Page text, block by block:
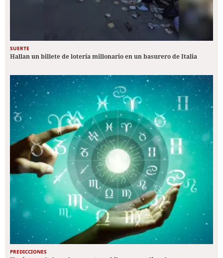
SUERTE
Hallan un billete de lotería millonario en un basurero de Italia
PREDICCIONES